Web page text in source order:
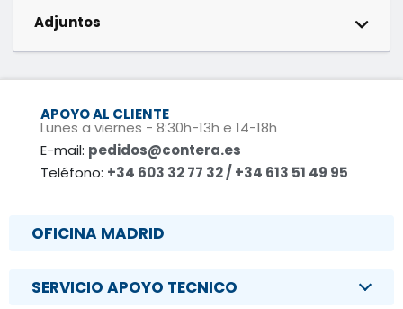
Adjuntos
APOYO AL CLIENTE
Lunes a viernes - 8:30h-13h e 14-18h
E-mail: pedidos@contera.es
Teléfono: +34 603 32 77 32 / +34 613 51 49 95
OFICINA MADRID
SERVICIO APOYO TECNICO